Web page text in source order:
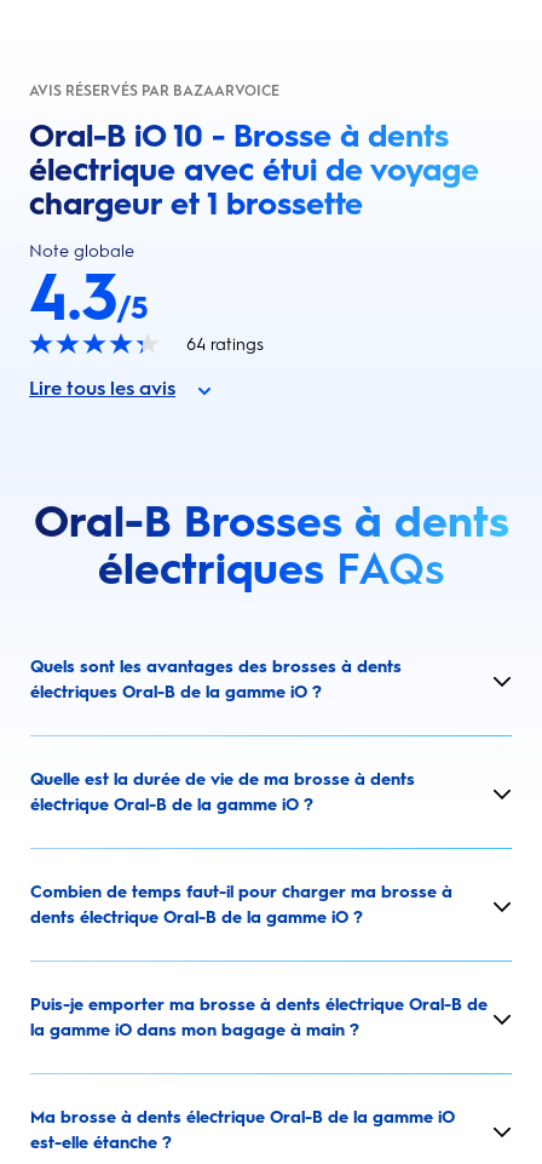
AVIS RÉSERVÉS PAR BAZAARVOICE
Oral-B iO 10 - Brosse à dents
électrique avec étui de voyage
chargeur et 1 brossette
Note globale
4.3/5
64 ratings
Lire tous les avis
Oral-B Brosses à dents
électriques FAQs
Quels sont les avantages des brosses à dents
électriques Oral-B de la gamme iO ?
Quelle est la durée de vie de ma brosse à dents
électrique Oral-B de la gamme iO ?
Combien de temps faut-il pour charger ma brosse à
dents électrique Oral-B de la gamme iO ?
Puis-je emporter ma brosse à dents électrique Oral-B de
la gamme iO dans mon bagage à main ?
Ma brosse à dents électrique Oral-B de la gamme iO
est-elle étanche ?